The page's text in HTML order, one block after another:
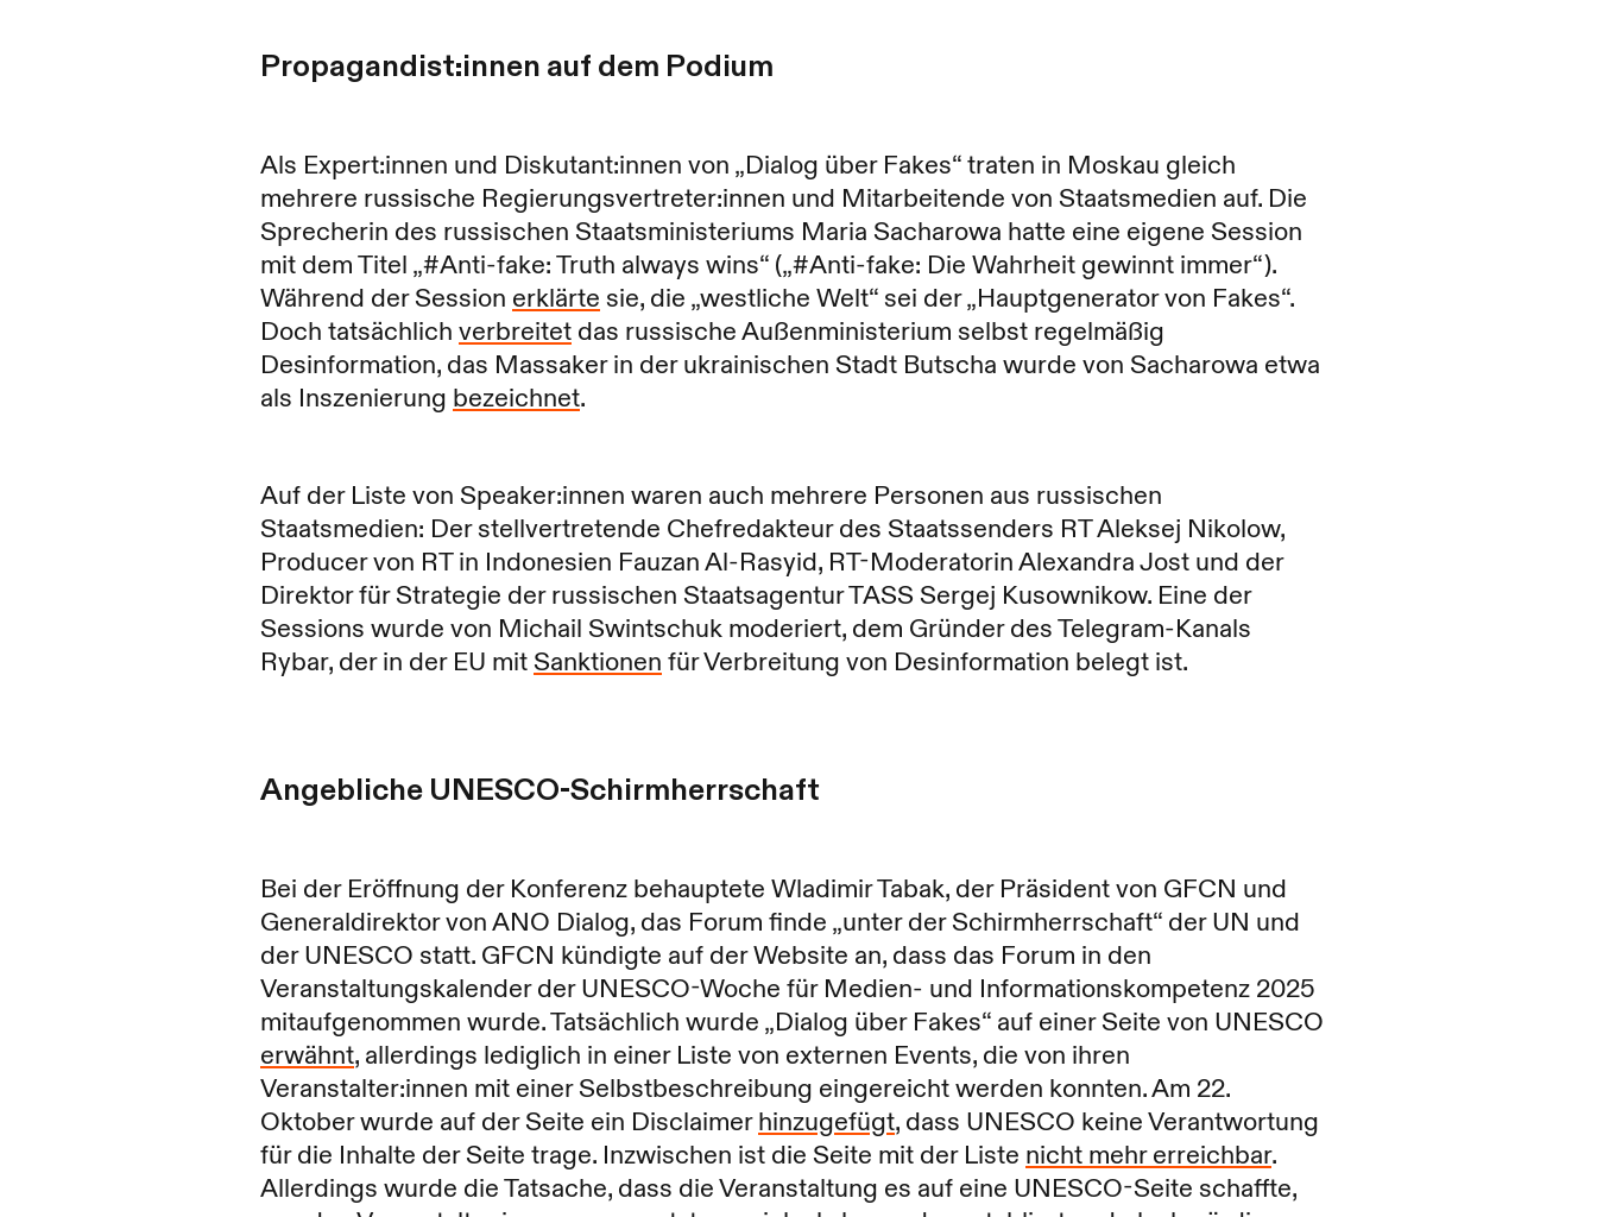
Propagandist:innen auf dem Podium
Als Expert:innen und Diskutant:innen von „Dialog über Fakes“ traten in Moskau gleich
mehrere russische Regierungsvertreter:innen und Mitarbeitende von Staatsmedien auf. Die
Sprecherin des russischen Staatsministeriums Maria Sacharowa hatte eine eigene Session
mit dem Titel „#Anti-fake: Truth always wins“ („#Anti-fake: Die Wahrheit gewinnt immer“).
Während der Session erklärte sie, die „westliche Welt“ sei der „Hauptgenerator von Fakes“.
Doch tatsächlich verbreitet das russische Außenministerium selbst regelmäßig
Desinformation, das Massaker in der ukrainischen Stadt Butscha wurde von Sacharowa etwa
als Inszenierung bezeichnet.
Auf der Liste von Speaker:innen waren auch mehrere Personen aus russischen
Staatsmedien: Der stellvertretende Chefredakteur des Staatssenders RT Aleksej Nikolow,
Producer von RT in Indonesien Fauzan Al-Rasyid, RT-Moderatorin Alexandra Jost und der
Direktor für Strategie der russischen Staatsagentur TASS Sergej Kusownikow. Eine der
Sessions wurde von Michail Swintschuk moderiert, dem Gründer des Telegram-Kanals
Rybar, der in der EU mit Sanktionen für Verbreitung von Desinformation belegt ist.
Angebliche UNESCO-Schirmherrschaft
Bei der Eröffnung der Konferenz behauptete Wladimir Tabak, der Präsident von GFCN und
Generaldirektor von ANO Dialog, das Forum finde „unter der Schirmherrschaft“ der UN und
der UNESCO statt. GFCN kündigte auf der Website an, dass das Forum in den
Veranstaltungskalender der UNESCO-Woche für Medien- und Informationskompetenz 2025
mitaufgenommen wurde. Tatsächlich wurde „Dialog über Fakes“ auf einer Seite von UNESCO
erwähnt, allerdings lediglich in einer Liste von externen Events, die von ihren
Veranstalter:innen mit einer Selbstbeschreibung eingereicht werden konnten. Am 22.
Oktober wurde auf der Seite ein Disclaimerhinzugefügt, dass UNESCO keine Verantwortung
für die Inhalte der Seite trage. Inzwischen ist die Seite mit der Liste nicht mehr erreichbar.
Allerdings wurde die Tatsache, dass die Veranstaltung es auf eine UNESCO-Seite schaffte,